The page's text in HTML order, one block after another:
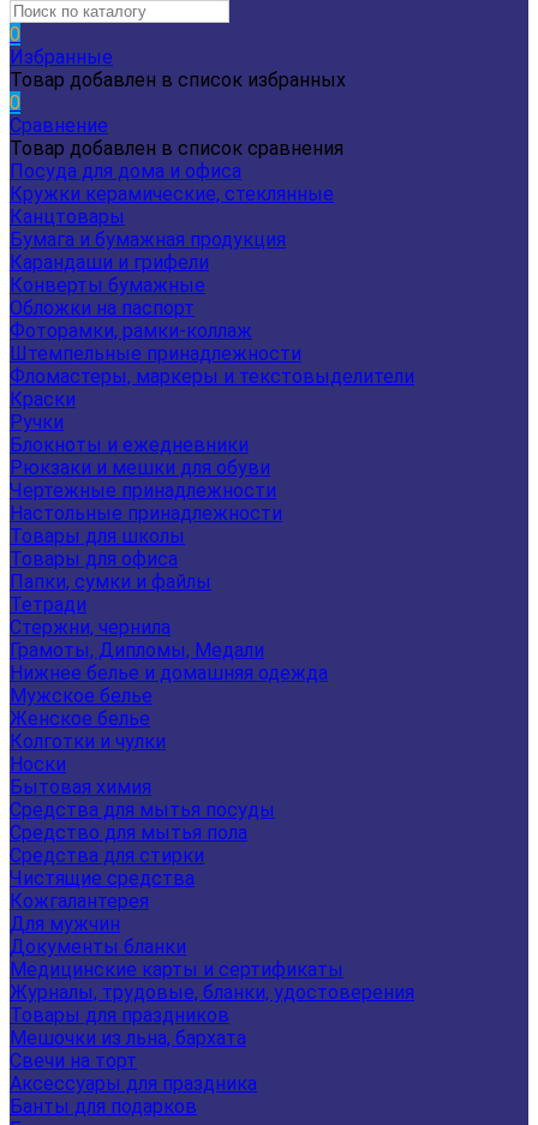
0
Избранные
Товар добавлен в список избранных
0
Сравнение
Товар добавлен в список сравнения
Посуда для дома и офиса
Кружки керамические, стеклянные
Канцтовары
Бумага и бумажная продукция
Карандаши и грифели
Конверты бумажные
Обложки на паспорт
Фоторамки, рамки-коллаж
Штемпельные принадлежности
Фломастеры, маркеры и текстовыделители
Краски
Ручки
Блокноты и ежедневники
Рюкзаки и мешки для обуви
Чертежные принадлежности
Настольные принадлежности
Товары для школы
Товары для офиса
Папки, сумки и файлы
Тетради
Стержни, чернила
Грамоты, Дипломы, Медали
Нижнее белье и домашняя одежда
Мужское белье
Женское белье
Колготки и чулки
Носки
Бытовая химия
Средства для мытья посуды
Средство для мытья пола
Средства для стирки
Чистящие средства
Кожгалантерея
Для мужчин
Документы бланки
Медицинские карты и сертификаты
Журналы, трудовые, бланки, удостоверения
Товары для праздников
Мешочки из льна, бархата
Свечи на торт
Аксессуары для праздника
Банты для подарков